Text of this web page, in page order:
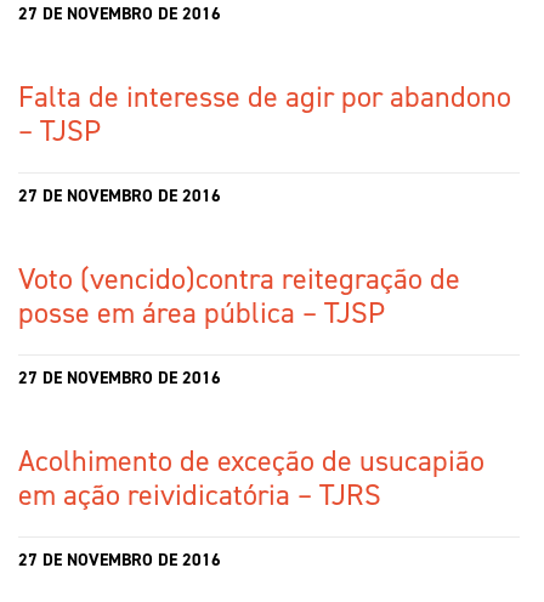
27 DE NOVEMBRO DE 2016
Falta de interesse de agir por abandono
– TJSP
27 DE NOVEMBRO DE 2016
Voto (vencido)contra reitegração de
posse em área pública – TJSP
27 DE NOVEMBRO DE 2016
Acolhimento de exceção de usucapião
em ação reividicatória – TJRS
27 DE NOVEMBRO DE 2016